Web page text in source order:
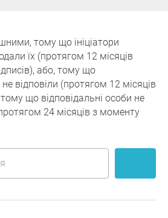
тому що ініціатори
їх (протягом 12 місяців
або, тому що
відповіли (протягом 12 місяців
що відповідальні особи не
24 місяців з моменту